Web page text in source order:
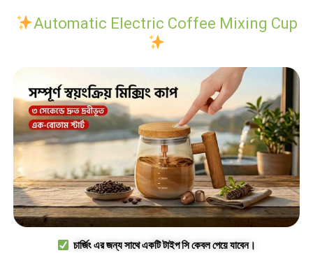
Automatic Electric Coffee Mixing Cup
চার্জিং এর জন্য সাথে একটি টাইপ সি কেবল পেয়ে যাবেন।